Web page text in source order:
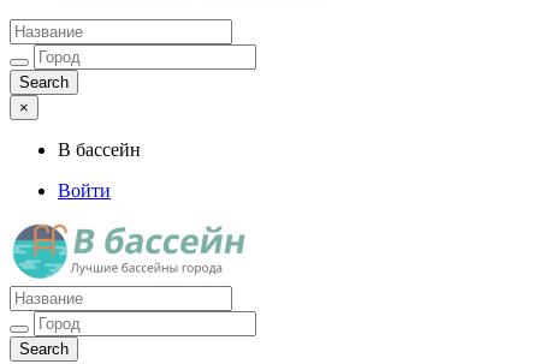
×
В бассейн
Войти
Лучшие бассейны города